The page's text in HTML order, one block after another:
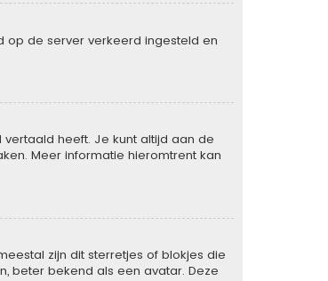
op de server verkeerd ingesteld en
heeft. Je kunt altijd aan de
Meer informatie hieromtrent kan
zijn dit sterretjes of blokjes die
beter bekend als een avatar. Deze